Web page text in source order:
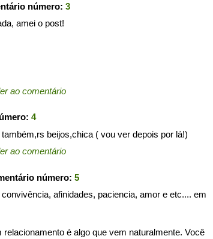
número: 3
amei o post!
ao comentário
4
beijos,chica ( vou ver depois por lá!)
ao comentário
número: 5
afinidades, paciencia, amor e etc.... em
é algo que vem naturalmente. Você